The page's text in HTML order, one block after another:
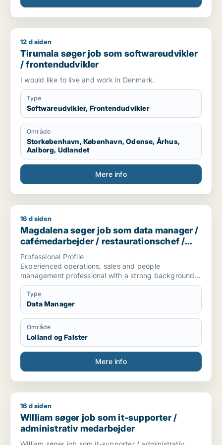
Tirumala søger job som softwareudvikler / frontendudvikler
12 d siden
Tirumala søger job som softwareudvikler
/ frontendudvikler
I would like to live and work in Denmark.
Type
Softwareudvikler, Frontendudvikler
Område
Storkøbenhavn, København, Odense, Århus,
Aalborg, Udlandet
Mere info
Magdalena søger job som data manager /
16 d siden
Magdalena søger job som data manager /
cafémedarbejder / restaurationschef /
hotelmedarbejder
Professional Profile
Experienced operations, sales and people
management professional with a strong background
in
hospitality, commercial leadership and operational
coordination. Proven ability to manage teams,
optimise workflows, develop client relationships and
supervise projects. Experienced in technical
coordination, quality control, cooperation with
subcontractors and reading technical drawings.
Core Competencies
Operational Management • Team Leadership • Sales
Management • HR Management • Business
Type
Data Manager
Område
Lolland og Falster
Mere info
WIlliam søger job som it-supporter / administrativ
16 d siden
WIlliam søger job som it-supporter /
administrativ medarbejder